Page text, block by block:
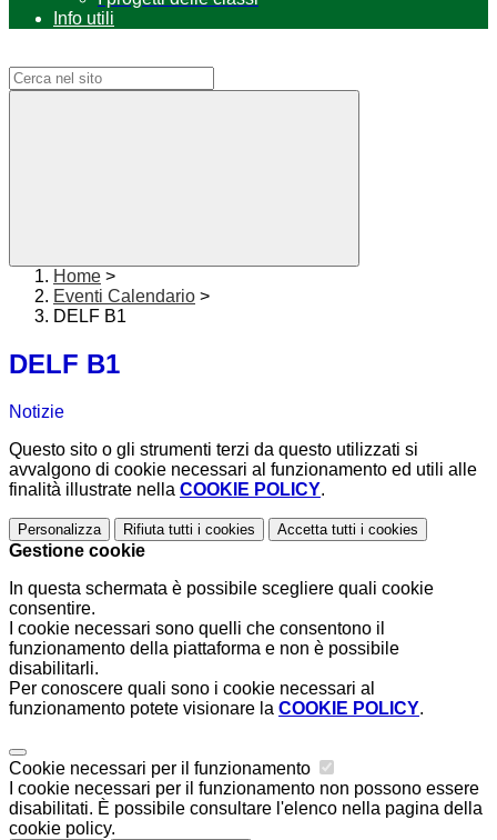
Info utili
Home >
Eventi Calendario >
DELF B1
DELF B1
Notizie
Questo sito o gli strumenti terzi da questo utilizzati si
avvalgono di cookie necessari al funzionamento ed utili alle
finalità illustrate nella COOKIE POLICY.
Personalizza Rifiuta tutti i cookies Accetta tutti i cookies
Gestione cookie
In questa schermata è possibile scegliere quali cookie
consentire.
I cookie necessari sono quelli che consentono il
funzionamento della piattaforma e non è possibile
disabilitarli.
Per conoscere quali sono i cookie necessari al
funzionamento potete visionare la COOKIE POLICY.
Cookie necessari per il funzionamento
I cookie necessari per il funzionamento non possono essere
disabilitati. È possibile consultare l'elenco nella pagina della
cookie policy.